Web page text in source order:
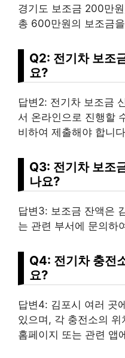
경기도 보조금 200만
총 600만원의 보조금
Q2: 전기차 보조
요?
답변2: 전기차 보조금
서 온라인으로 진행할
비하여 제출해야 합니
Q3: 전기차 보조
나요?
답변3: 보조금 잔액은
는 관련 부서에 문의하
Q4: 전기차 충전
요?
답변4: 김포시 여러 곳
있으며, 각 충전소의
홈페이지 또는 관련 앱